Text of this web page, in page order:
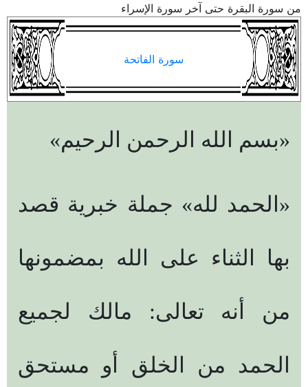
من سورة البقرة حتى آخر سورة الإسراء
سورة الفاتحة
«بسم الله الرحمن الرحيم»
«الحمد لله» جملة خبرية قصد
بها الثناء على الله بمضمونها
من أنه تعالى: مالك لجميع
الحمد من الخلق أو مستحق